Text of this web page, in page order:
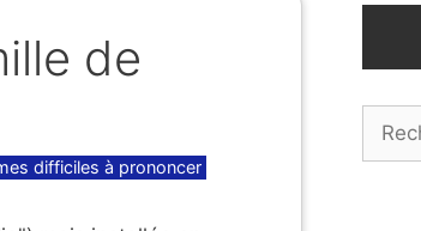
de
difficiles à prononcer